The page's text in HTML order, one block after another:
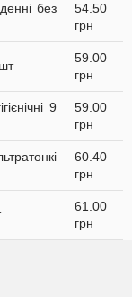
без
54.50
грн
59.00
грн
9
59.00
грн
60.40
грн
61.00
грн